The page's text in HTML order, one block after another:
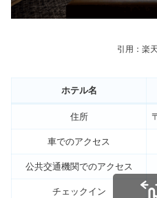
引用：楽
ホテル名
住所
車でのアクセス
公共交通機関でのアクセス
チェックイン